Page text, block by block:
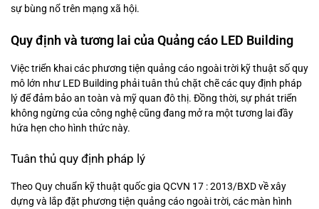
sự bùng nổ trên mạng xã hội.
Quy định và tương lai của Quảng cáo LED Building
Việc triển khai các phương tiện quảng cáo ngoài trời kỹ thuật số quy
mô lớn như LED Building phải tuân thủ chặt chẽ các quy định pháp
lý để đảm bảo an toàn và mỹ quan đô thị. Đồng thời, sự phát triển
không ngừng của công nghệ cũng đang mở ra một tương lai đầy
hứa hẹn cho hình thức này.
Tuân thủ quy định pháp lý
Theo Quy chuẩn kỹ thuật quốc gia QCVN 17 : 2013/BXD về xây
dựng và lắp đặt phương tiện quảng cáo ngoài trời, các màn hình